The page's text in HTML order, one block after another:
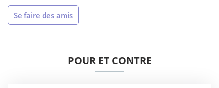
Se faire des amis
POUR ET CONTRE